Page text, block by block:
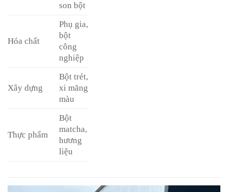
son bột
Hóa chất
Phụ gia,
bột
công
nghiệp
Xây dựng
Bột trét,
xi măng
màu
Thực phẩm
Bột
matcha,
hương
liệu